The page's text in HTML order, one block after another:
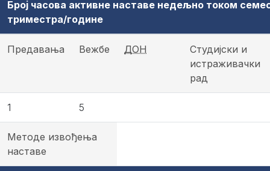
Број часова активне наставе недељно током
триместра/године
Предавања Вежбе ДОН
Студијски и
истраживачки
рад
1 5
Методе извођења
наставе